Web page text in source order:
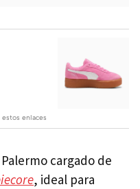
enlaces
cargado de
, ideal para